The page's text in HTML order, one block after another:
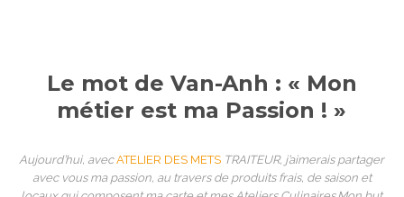
Le mot de Van-Anh : « Mon
métier est ma Passion ! »
Aujourd’hui, avecATELIER DES METS TRAITEUR, j’aimerais partager
avec vous ma passion, au travers de produits frais, de saison et